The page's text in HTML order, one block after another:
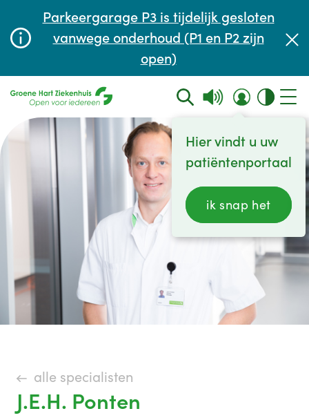
Parkeergarage P3 is tijdelijk gesloten
vanwege onderhoud (P1 en P2 zijn
open)
Hier vindt u uw
patiëntenportaal
ik snap het
Wachttijden
alle specialisten
J.E.H. Ponten